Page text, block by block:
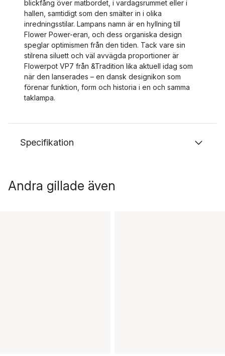
blickfång över matbordet, i vardagsrummet eller i
hallen, samtidigt som den smälter in i olika
inredningsstilar. Lampans namn är en hyllning till
Flower Power-eran, och dess organiska design
speglar optimismen från den tiden. Tack vare sin
stilrena siluett och väl avvägda proportioner är
Flowerpot VP7 från &Tradition lika aktuell idag som
när den lanserades – en dansk designikon som
förenar funktion, form och historia i en och samma
taklampa.
Specifikation
Andra gillade även